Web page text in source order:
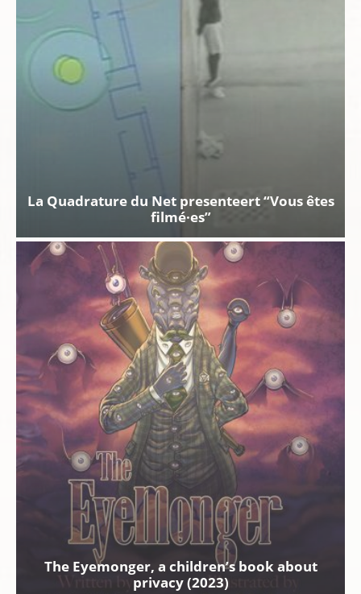
La Quadrature du Net presenteert “Vous êtes
filmé·es”
The Eyemonger, a children’s book about
privacy (2023)